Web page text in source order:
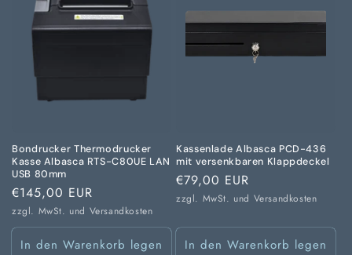
Bondrucker Thermodrucker
Kasse Albasca RTS-C80UE LAN
USB 80mm
Normaler
Preis
€145,00 EUR
zzgl. MwSt. und Versandkosten
In den Warenkorb legen
Kassenlade Albasca PCD-436
mit versenkbaren Klappdeckel
Normaler
Preis
€79,00 EUR
zzgl. MwSt. und Versandkosten
In den Warenkorb legen